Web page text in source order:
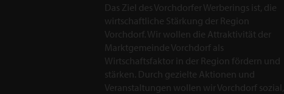
Das Ziel des Vorchdorfer Werberings ist, die
wirtschaftliche Stärkung der Region
Vorchdorf. Wir wollen die Attraktivität der
Marktgemeinde Vorchdorf als
Wirtschaftsfaktor in der Region fördern und
stärken. Durch gezielte Aktionen und
Veranstaltungen wollen wir Vorchdorf sozial,